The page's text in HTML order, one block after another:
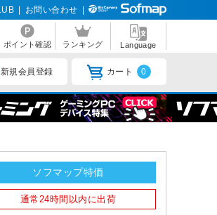
お問い合わせ
ポイント確認 ランキング Language
新規会員登録 カート 0
ソフマップ特価
通常24時間以内に出荷